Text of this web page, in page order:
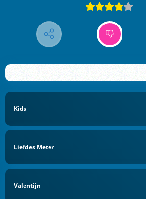
Kids
Liefdes Meter
Valentijn